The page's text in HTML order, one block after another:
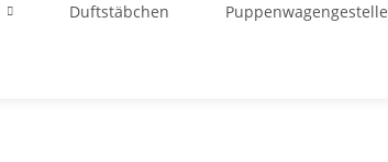
Duftstäbchen Puppenwagengestelle